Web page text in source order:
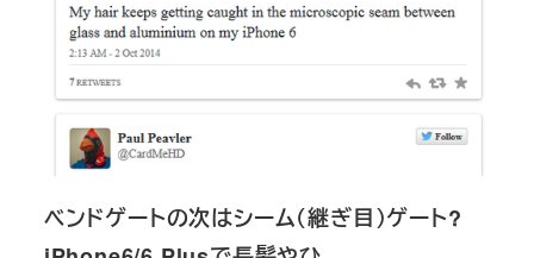
ベンドゲートの次はシーム（継ぎ目）ゲート?